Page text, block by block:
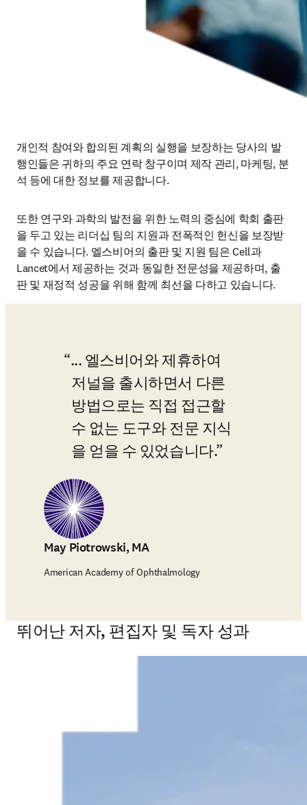
개인적 참여와 합의된 계획의 실행을 보장하는 당사의 발
행인들은 귀하의 주요 연락 창구이며 제작 관리, 마케팅, 분
석 등에 대한 정보를 제공합니다.
또한 연구와 과학의 발전을 위한 노력의 중심에 학회 출판
을 두고 있는 리더십 팀의 지원과 전폭적인 헌신을 보장받
을 수 있습니다. 엘스비어의 출판 및 지원 팀은 Cell과
Lancet에서 제공하는 것과 동일한 전문성을 제공하며, 출
판 및 재정적 성공을 위해 함께 최선을 다하고 있습니다.
... 엘스비어와 제휴하여
저널을 출시하면서 다른
방법으로는 직접 접근할
수 없는 도구와 전문 지식
을 얻을 수 있었습니다.
May Piotrowski, MA
American Academy of Ophthalmology
뛰어난 저자, 편집자 및 독자 성과